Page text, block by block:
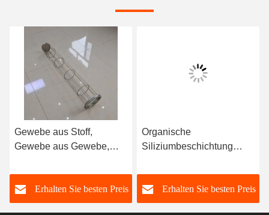
Gewebe aus Stoff,
Gewebe aus Gewebe,
Gewebe aus Gewebe,
Gewebe aus Gewebe
Erhalten Sie besten Preis
Organische
Siliziumbeschichtung
Filterkäfig Baghouse
FilterkäfigErhalten Sie besten Preis